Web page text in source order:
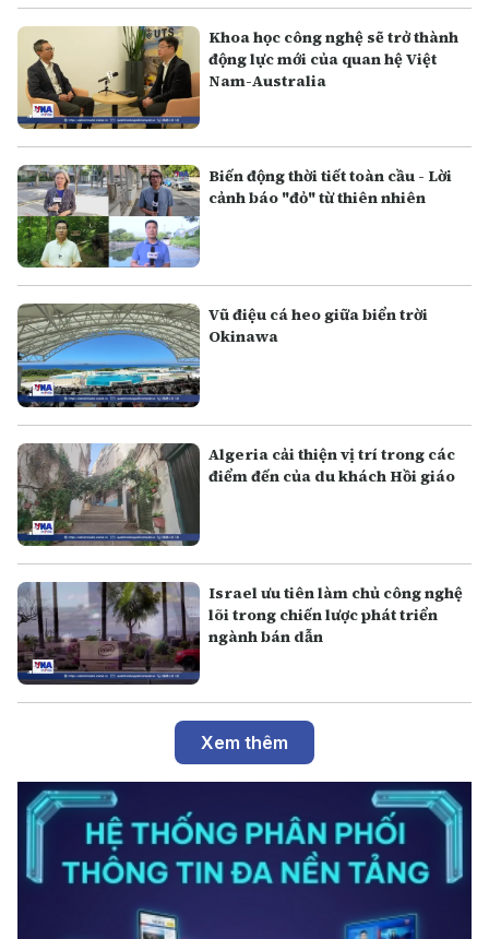
Khoa học công nghệ sẽ trở thành
động lực mới của quan hệ Việt
Nam-Australia
Biến động thời tiết toàn cầu - Lời
cảnh báo "đỏ" từ thiên nhiên
Vũ điệu cá heo giữa biển trời
Okinawa
Algeria cải thiện vị trí trong các
điểm đến của du khách Hồi giáo
Israel ưu tiên làm chủ công nghệ
lõi trong chiến lược phát triển
ngành bán dẫn
Xem thêm